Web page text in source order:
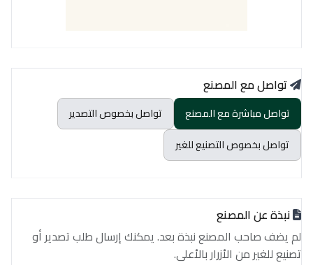
تواصل مع المصنع
تواصل مباشرة مع المصنع
تواصل بخصوص التصدير
تواصل بخصوص التصنيع للغير
نبذة عن المصنع
لم يضف صاحب المصنع نبذة بعد. يمكنك إرسال طلب تصدير أو
تصنيع للغير من الأزرار بالأعلى.